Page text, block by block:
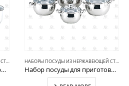
НАБОРЫ ПОСУДЫ ИЗ НЕРЖАВЕЮЩЕЙ СТАЛИ
Кастрюля и сотейник из нержавеющей стали 5 шт. CW-B027
НАБОРЫ ПОСУДЫ ИЗ НЕРЖАВЕЮЩЕЙ СТАЛИ
Набор посуды для приготовления пищи из нержавеющей стали CW-C011-3